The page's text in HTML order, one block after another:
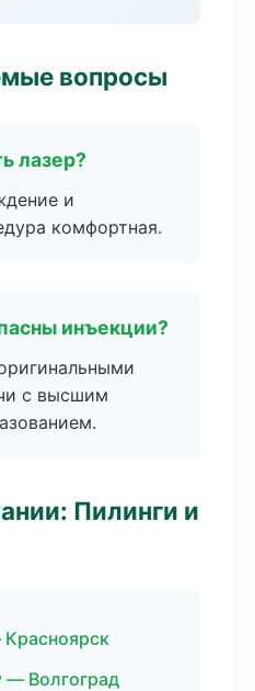
вопросы
лазер?
и
комфортная.
инъекции?
с высшим
Пилинги и
— Волгоград